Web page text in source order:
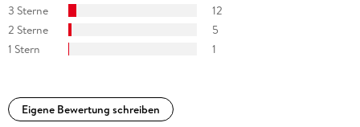
Saarländischer Rundfunk SR3
Anna Schneider ist ein neuer Star am deutschen Krimi-
Diese unterschiedlichen Schicksale hat Anna Schneider
geschickt zu einer packenden Story verwoben plausibel und
3 Sterne
12
2 Sterne
5
1 Stern
1
Eigene Bewertung schreiben